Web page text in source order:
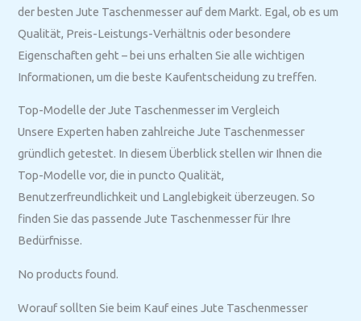
der besten Jute Taschenmesser auf dem Markt. Egal, ob es um
Qualität, Preis-Leistungs-Verhältnis oder besondere
Eigenschaften geht – bei uns erhalten Sie alle wichtigen
Informationen, um die beste Kaufentscheidung zu treffen.
Top-Modelle der Jute Taschenmesser im Vergleich
Unsere Experten haben zahlreiche Jute Taschenmesser
gründlich getestet. In diesem Überblick stellen wir Ihnen die
Top-Modelle vor, die in puncto Qualität,
Benutzerfreundlichkeit und Langlebigkeit überzeugen. So
finden Sie das passende Jute Taschenmesser für Ihre
Bedürfnisse.
No products found.
Worauf sollten Sie beim Kauf eines Jute Taschenmesser